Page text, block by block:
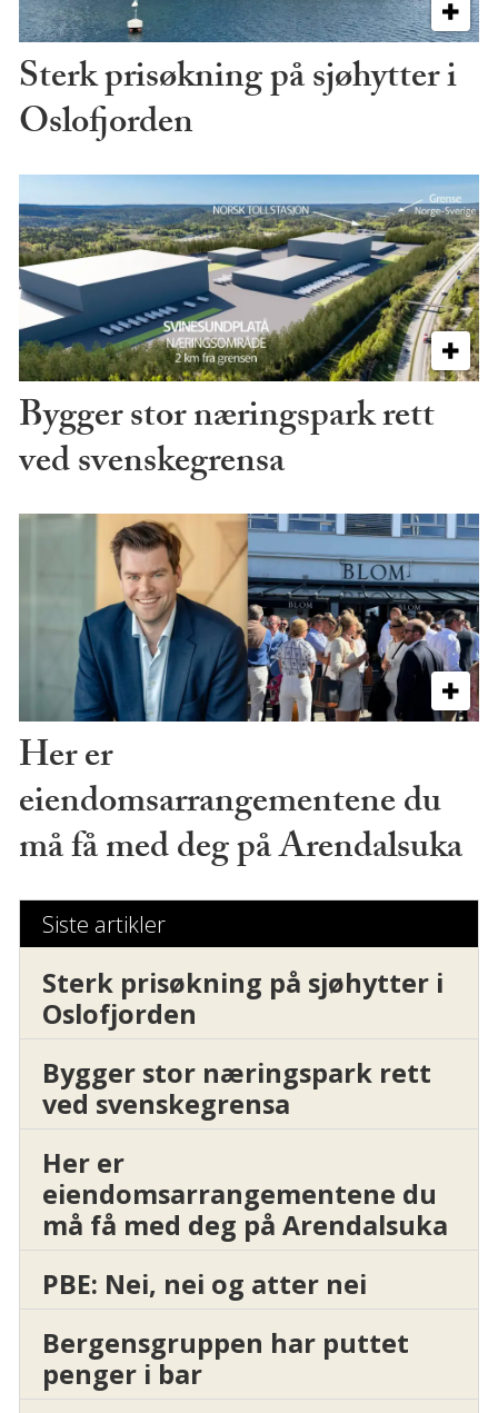
Sterk prisøkning på sjøhytter i
Oslofjorden
Bygger stor næringspark rett
ved svenskegrensa
Her er
eiendomsarrangementene du
må få med deg på Arendalsuka
Siste artikler
Sterk prisøkning på sjøhytter i
Oslofjorden
Bygger stor næringspark rett
ved svenskegrensa
Her er
eiendomsarrangementene du
må få med deg på Arendalsuka
PBE: Nei, nei og atter nei
Bergensgruppen har puttet
penger i bar